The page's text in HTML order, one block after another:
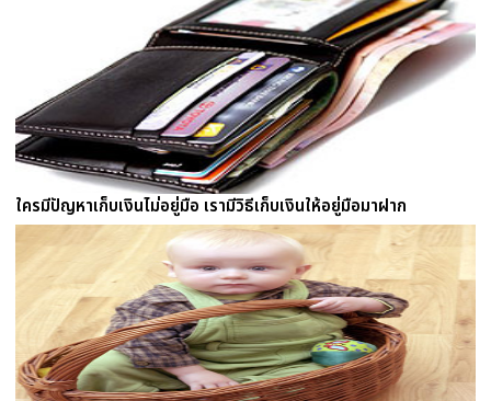
ใครมีปัญหาเก็บเงินไม่อยู่มือ เรามีวิธีเก็บเงินให้อยู่มือมาฝาก